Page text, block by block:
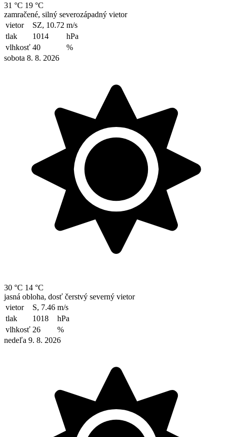
31 °C 19 °C
zamračené, silný severozápadný vietor
vietor
SZ, 10.72 m/s
tlak
1014
hPa
vlhkosť 40
%
sobota 8. 8. 2026
30 °C 14 °C
jasná obloha, dosť čerstvý severný vietor
vietor
S, 7.46 m/s
tlak
1018
hPa
vlhkosť 26
%
nedeľa 9. 8. 2026